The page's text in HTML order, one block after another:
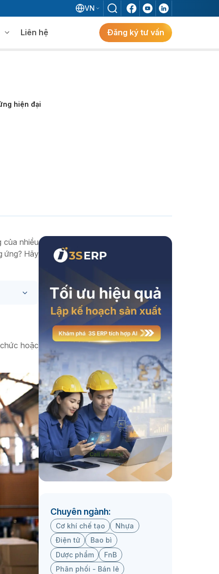
VN
Tại Việt Nam.
Xem thêm
Liên hệ Đăng ký tư vấn
hiện đại
của nhiều
ứng? Hãy
hoặc
Chuyên ngành:
Cơ khí chế tạo
Nhựa
Điện tử
Bao bì
Dược phẩm
FnB
Phân phối - Bán lẻ